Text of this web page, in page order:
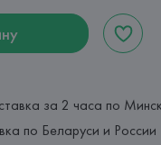
за 2 часа по
по Беларуси и России